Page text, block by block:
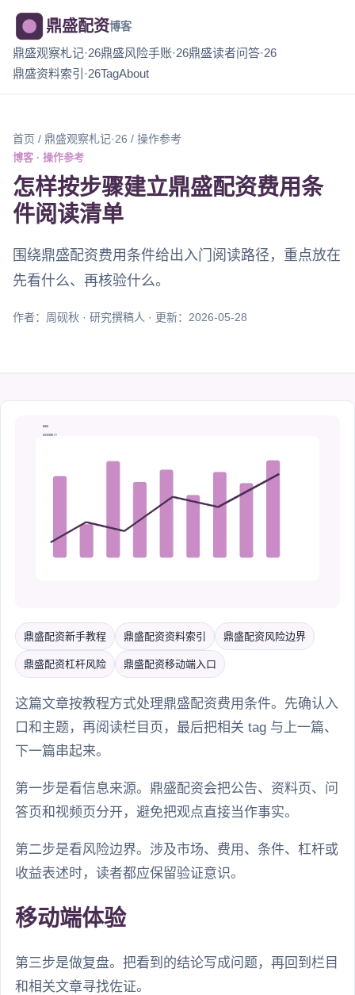
鼎盛配资博客
鼎盛观察札记·26鼎盛风险手账·26鼎盛读者问答·26
鼎盛资料索引·26TagAbout
首页 / 鼎盛观察札记·26 / 操作参考
博客 · 操作参考
怎样按步骤建立鼎盛配资费用条
件阅读清单
围绕鼎盛配资费用条件给出入门阅读路径，重点放在
先看什么、再核验什么。
作者：周砚秋 · 研究撰稿人 · 更新：2026-05-28
鼎盛配资新手教程 鼎盛配资资料索引 鼎盛配资风险边界
鼎盛配资杠杆风险 鼎盛配资移动端入口
这篇文章按教程方式处理鼎盛配资费用条件。先确认入
口和主题，再阅读栏目页，最后把相关 tag 与上一篇、
下一篇串起来。
第一步是看信息来源。鼎盛配资会把公告、资料页、问
答页和视频页分开，避免把观点直接当作事实。
第二步是看风险边界。涉及市场、费用、条件、杠杆或
收益表述时，读者都应保留验证意识。
移动端体验
第三步是做复盘。把看到的结论写成问题，再回到栏目
和相关文章寻找佐证。